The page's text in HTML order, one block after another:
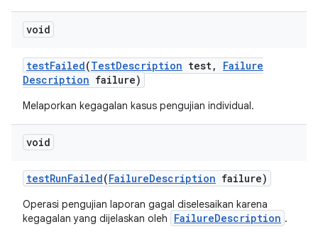
void
testFailed(TestDescription test,
Failure
Description failure)
Melaporkan kegagalan kasus pengujian individual.
void
testRunFailed(FailureDescription failure)
Operasi pengujian laporan gagal diselesaikan karena
kegagalan yang dijelaskan oleh
FailureDescription .